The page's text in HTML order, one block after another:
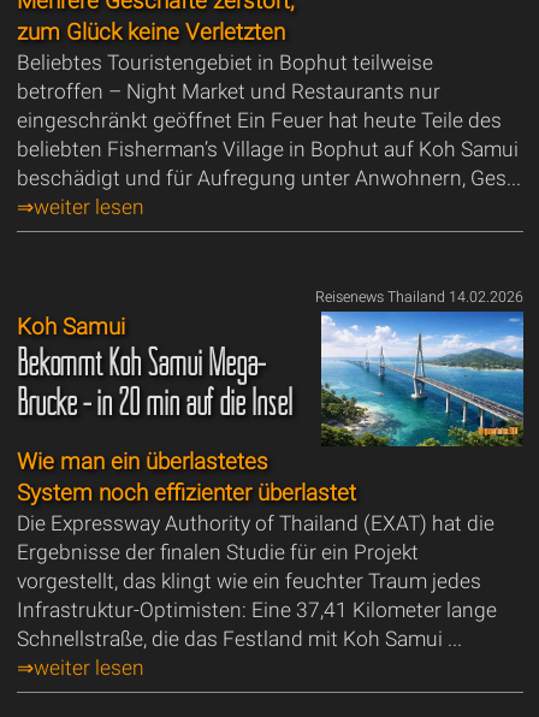
zum Glück keine Verletzten
Beliebtes Touristengebiet in Bophut teilweise
betroffen – Night Market und Restaurants nur
eingeschränkt geöffnet Ein Feuer hat heute Teile des
beliebten Fisherman’s Village in Bophut auf Koh Samui
beschädigt und für Aufregung unter Anwohnern, Ges...
⇒weiter lesen
Reisenews Thailand 14.02.2026
Koh Samui
Bekommt Koh Samui Mega-
Brücke - in 20 min auf die Insel
Wie man ein überlastetes
System noch effizienter überlastet
Die Expressway Authority of Thailand (EXAT) hat die
Ergebnisse der finalen Studie für ein Projekt
vorgestellt, das klingt wie ein feuchter Traum jedes
Infrastruktur-Optimisten: Eine 37,41 Kilometer lange
Schnellstraße, die das Festland mit Koh Samui ...
⇒weiter lesen